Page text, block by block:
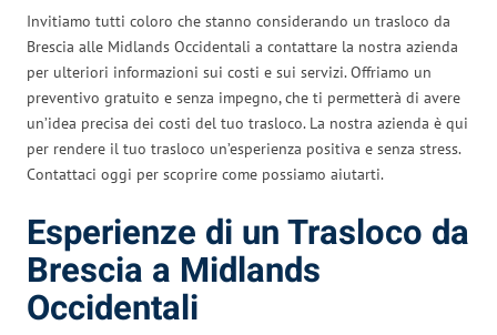
Invitiamo tutti coloro che stanno considerando un trasloco da
Brescia alle Midlands Occidentali a contattare la nostra azienda
per ulteriori informazioni sui costi e sui servizi. Offriamo un
preventivo gratuito e senza impegno, che ti permetterà di avere
un’idea precisa dei costi del tuo trasloco. La nostra azienda è qui
per rendere il tuo trasloco un’esperienza positiva e senza stress.
Contattaci oggi per scoprire come possiamo aiutarti.
Esperienze di un Trasloco da
Brescia a Midlands
Occidentali